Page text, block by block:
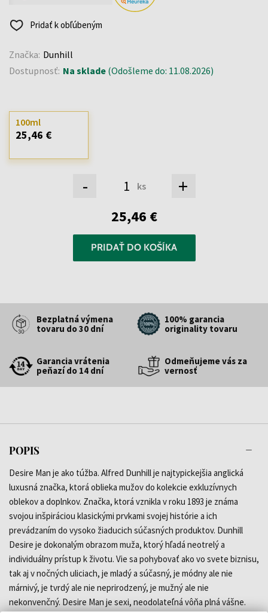
Pridať k obľúbeným
Značka: Dunhill
Dostupnosť: Na sklade (Odošleme do: 11.08.2026)
- ks +
100ml
25,46 €
25,46 €
PRIDAŤ DO KOŠÍKA
Bezplatná výmena
tovaru do 30 dní
100% garancia
originality tovaru
Garancia vrátenia
peňazí do 14 dní
Odmeňujeme vás za
vernosť
POPIS
Desire Man je ako túžba. Alfred Dunhill je najtypickejšia anglická
luxusná značka, ktorá oblieka mužov do kolekcie exkluzívnych
oblekov a doplnkov. Značka, ktorá vznikla v roku 1893 je známa
svojou inšpiráciou klasickými prvkami svojej histórie a ich
prevádzaním do vysoko žiaducich súčasných produktov. Dunhill
Desire je dokonalým obrazom muža, ktorý hľadá neotrelý a
individuálny prístup k životu. Vie sa pohybovať ako vo svete biznisu,
tak aj v nočných uliciach, je mladý a súčasný, je módny ale nie
márnivý, je tvrdý ale nie neprirodzený, je mužný ale nie
nekonvenčný. Desire Man je sexi, neodolateľná vôňa plná vášne.